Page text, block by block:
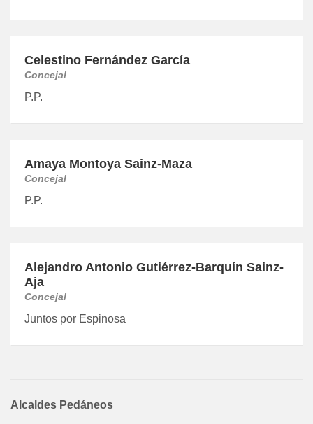
Celestino Fernández García
Concejal
P.P.
Amaya Montoya Sainz-Maza
Concejal
P.P.
Alejandro Antonio Gutiérrez-Barquín Sainz-
Aja
Concejal
Juntos por Espinosa
Alcaldes Pedáneos